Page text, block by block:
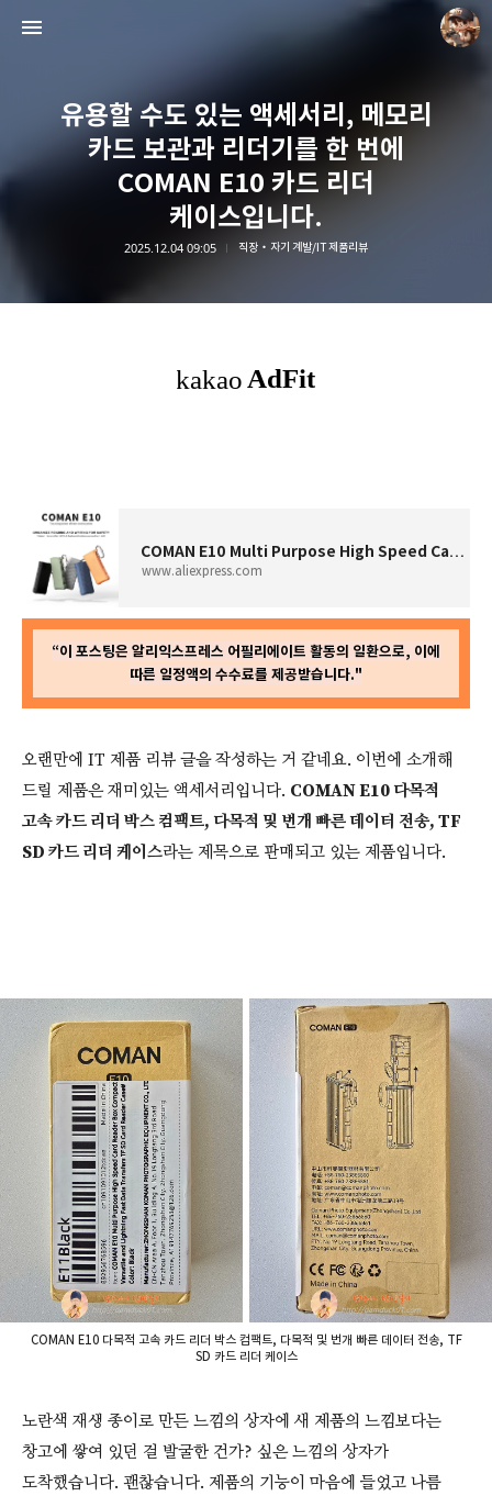
유용할 수도 있는 액세서리, 메모리
카드 보관과 리더기를 한 번에
COMAN E10 카드 리더
케이스입니다.
2025.12.04 09:05 직장・자기 계발/IT 제품리뷰
COMAN E10 Multi Purpose High Speed Card Reader Box Compact Versatile and Lightning Fast Data Transfers TF SD Card Reader Case -
www.aliexpress.com
“이 포스팅은 알리익스프레스 어필리에이트 활동의 일환으로, 이에
따른 일정액의 수수료를 제공받습니다."
오랜만에 IT 제품 리뷰 글을 작성하는 거 같네요. 이번에 소개해
드릴 제품은 재미있는 액세서리입니다. COMAN E10 다목적
고속 카드 리더 박스 컴팩트, 다목적 및 번개 빠른 데이터 전송, TF
SD 카드 리더 케이스라는 제목으로 판매되고 있는 제품입니다.
COMAN E10 다목적 고속 카드 리더 박스 컴팩트, 다목적 및 번개 빠른 데이터 전송, TF
SD 카드 리더 케이스
노란색 재생 종이로 만든 느낌의 상자에 새 제품의 느낌보다는
창고에 쌓여 있던 걸 발굴한 건가? 싶은 느낌의 상자가
도착했습니다. 괜찮습니다. 제품의 기능이 마음에 들었고 나름
담덕이의 탐방일지